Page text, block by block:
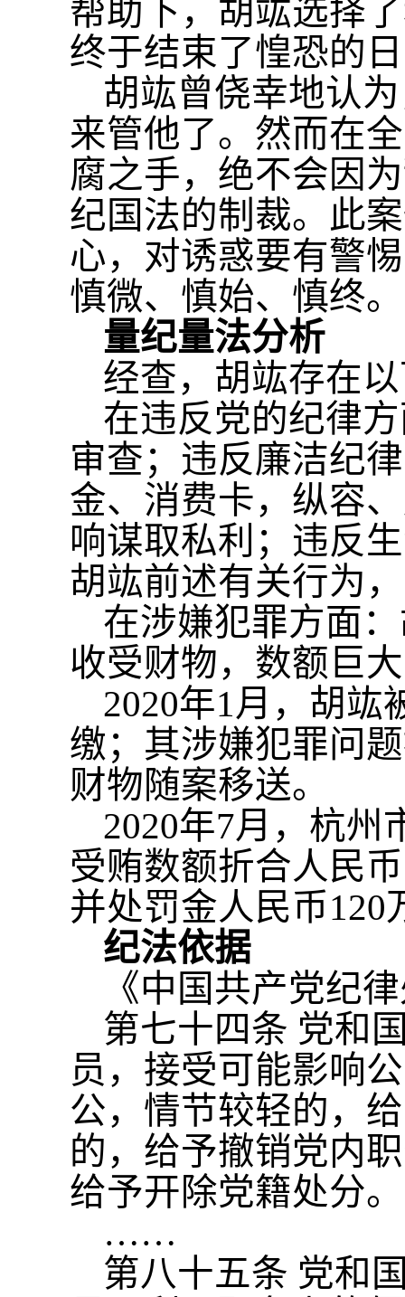
帮助下，胡竑选择
终于结束了惶恐的
胡竑曾侥幸地认
来管他了。然而在
腐之手，绝不会因
纪国法的制裁。此
心，对诱惑要有警
慎微、慎始、慎终。
量纪量法分析
经查，胡竑存在
在违反党的纪律
审查；违反廉洁纪
金、消费卡，纵容
响谋取私利；违反
胡竑前述有关行为
在涉嫌犯罪方面
收受财物，数额巨
2020年1月，胡竑
缴；其涉嫌犯罪问
财物随案移送。
2020年7月，杭州
受贿数额折合人民
并处罚金人民币120
纪法依据
《中国共产党纪
第七十四条 党和
员，接受可能影响
公，情节较轻的，
的，给予撤销党内
给予开除党籍处分。
……
第八十五条 党和